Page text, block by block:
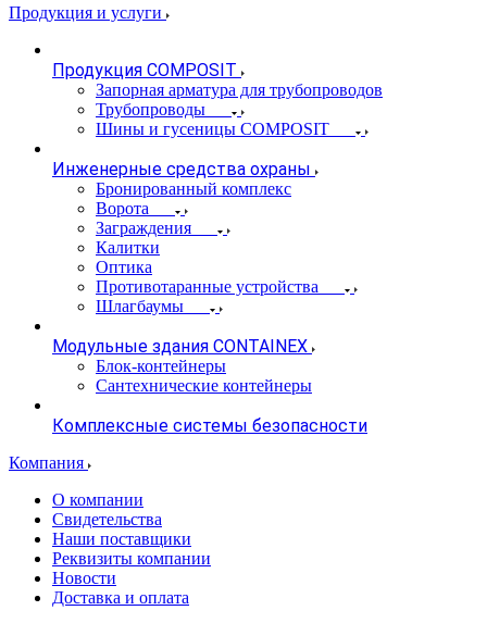
Продукция и услуги
Продукция COMPOSIT
Запорная арматура для трубопроводов
Трубопроводы
Шины и гусеницы COMPOSIT
Инженерные средства охраны
Бронированный комплекс
Ворота
Заграждения
Калитки
Оптика
Противотаранные устройства
Шлагбаумы
Модульные здания CONTAINEX
Блок-контейнеры
Сантехнические контейнеры
Комплексные системы безопасности
Компания
О компании
Свидетельства
Наши поставщики
Реквизиты компании
Новости
Доставка и оплата